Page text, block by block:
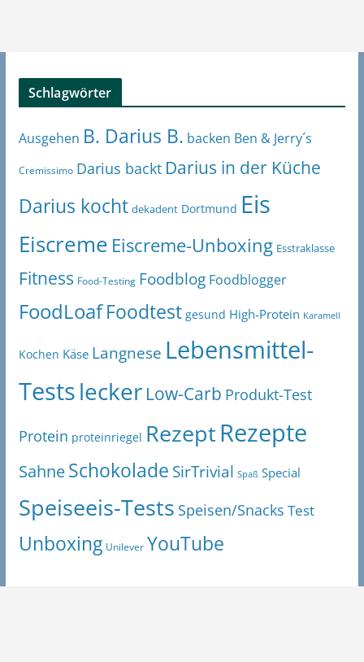
Schlagwörter
Ausgehen B. Darius B. backen Ben & Jerry´s
Cremissimo Darius backt Darius in der Küche
Darius kocht dekadent Dortmund Eis
Eiscreme Eiscreme-Unboxing Esstraklasse
Fitness Food-Testing Foodblog Foodblogger
FoodLoaf Foodtest gesund High-Protein Karamell
Kochen Käse Langnese Lebensmittel-
Testslecker Low-Carb Produkt-Test
Protein proteinriegel RezeptRezepte
SahneSchokolade SirTrivial Spaß Special
Speiseeis-Tests Speisen/Snacks Test
Unboxing Unilever YouTube